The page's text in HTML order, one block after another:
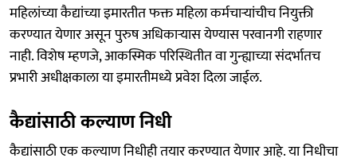
महिलांच्या कैद्यांच्या इमारतीत फक्त महिला कर्मचाऱ्यांचीच नियुक्ती
करण्यात येणार असून पुरुष अधिकाऱ्यास येण्यास परवानगी राहणार
नाही. विशेष म्हणजे, आकस्मिक परिस्थितीत वा गुन्ह्याच्या संदर्भातच
प्रभारी अधीक्षकाला या इमारतीमध्ये प्रवेश दिला जाईल.
कैद्यांसाठी कल्याण निधी
कैद्यांसाठी एक कल्याण निधीही तयार करण्यात येणार आहे. या निधीचा